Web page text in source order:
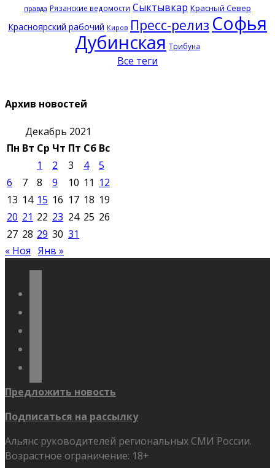
правда Рязанские ведомости Сыктывкар Красный Север
Красноярский рабочий Киров Пресс-релиз Софья
Дубинская Трибуна
Все теги
Архив новостей
Декабрь 2021
Пн Вт Ср Чт Пт Сб Вс
1
2 3 4
5
6
7 8 9 10 11 12
13 14 15 16 17 18 19
20 21 22 23 24 25 26
27 28 29 30 31
« Ноя Янв »
Предложить новость
Подписаться на рассылку
Альянс руководителей региональных СМИ России.
Возрастное ограничение: 18+